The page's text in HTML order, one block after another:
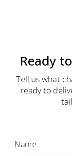
Ready to
Tell us what
ready to